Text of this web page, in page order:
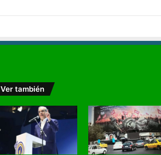
Ver también